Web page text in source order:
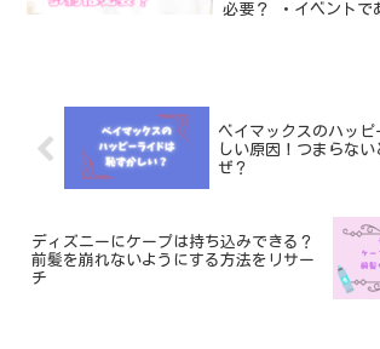
必要？ ・イベントで
ベイマックスのハッピ
しい原因！つまらな
ぜ？
ディズニーにケープは持ち込みできる？
前髪を崩れないようにする方法をリサー
チ